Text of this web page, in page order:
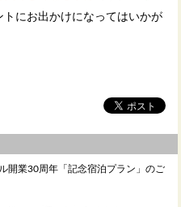
にお出かけになってはいかが
開業30周年「記念宿泊プラン」のご